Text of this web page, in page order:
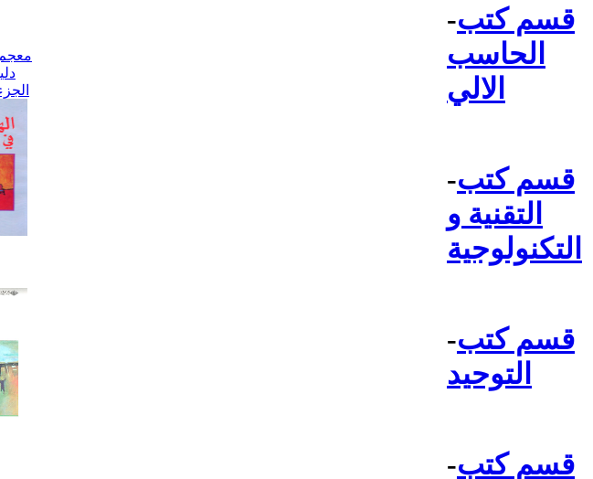
-قسم كتب
الحاسب
الالي
-قسم كتب
التقنية و
التكنولوجية
-قسم كتب
التوحيد
-قسم كتب